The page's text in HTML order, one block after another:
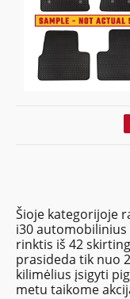
Šioje kategorijoje
i30
rinktis iš 42
prasideda tik nuo
kilimėlius įsigyti
metu taikome